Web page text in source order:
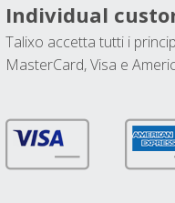
Individual
Talixo accetta tutti i
MasterCard, Visa e